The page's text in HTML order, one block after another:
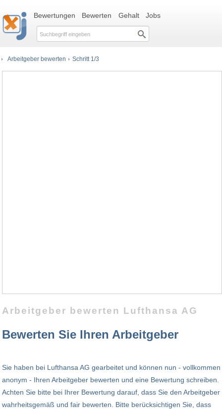
Bewertungen Bewerten Gehalt Jobs
Arbeitgeber bewerten Schritt 1/3
Arbeitgeber bewerten Lufthansa AG
Bewerten Sie Ihren Arbeitgeber
Sie haben bei Lufthansa AG gearbeitet und können nun - vollkommen
anonym - Ihren Arbeitgeber bewerten und eine Bewertung schreiben.
Achten Sie bitte bei Ihrer Bewertung darauf, dass Sie den Arbeitgeber
wahrheitsgemäß und fair bewerten. Bitte berücksichtigen Sie, dass